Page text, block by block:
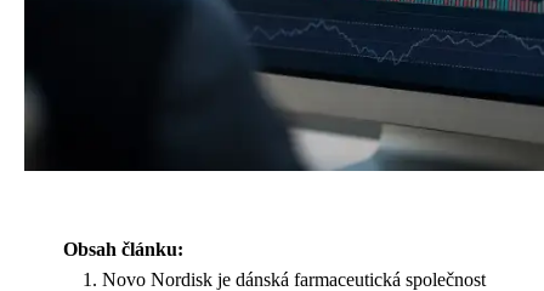
Obsah článku:
Novo Nordisk je dánská farmaceutická společnost